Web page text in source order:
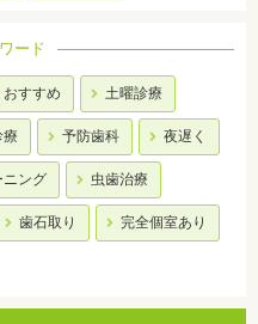
ード
おすすめ 土曜診療
療 予防歯科 夜遅く
ニング 虫歯治療
歯石取り 完全個室あり